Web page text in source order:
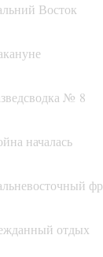
Восток
№ 8
началась
отдых